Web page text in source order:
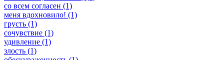
со всем согласен (1)
меня вдохновило! (1)
грусть (1)
сочувствие (1)
удивление (1)
злость (1)